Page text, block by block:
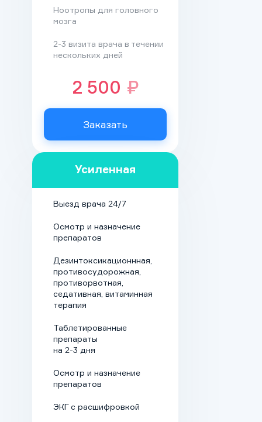
почек;
спирта в крови;
В палате стационарного
отделения
наркологического центра
аддикт получает
постоянное наблюдение,
атмосфера, отсутствие
конфликтов с членами
профессиональная
поддержка позволяет
отдохнуть,
восстановиться,
убедиться в
эффективности
Этапы
Ноотропы для головного
мозга
2-3 визита врача в течении
нескольких дней
2 500 ₽
Заказать
Усиленная
Выезд врача 24/7
Осмотр и назначение
препаратов
Дезинтоксикационнная,
противосудорожная,
противорвотная,
седативная, витаминная
терапия
Таблетированные
препараты
на 2-3 дня
Осмотр и назначение
препаратов
ЭКГ с расшифровкой